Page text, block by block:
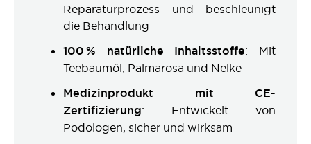
Reparaturprozess und beschleunigt
die Behandlung
100 % natürliche Inhaltsstoffe: Mit
Teebaumöl, Palmarosa und Nelke
Medizinprodukt mit CE-
Zertifizierung: Entwickelt von
Podologen, sicher und wirksam